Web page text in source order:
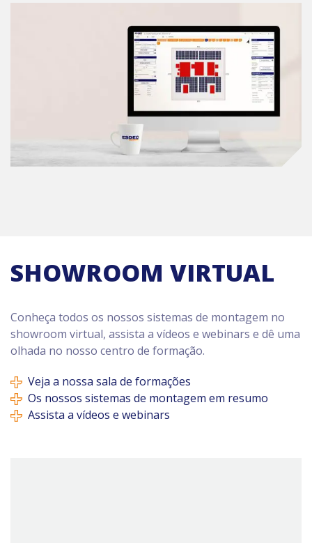
SHOWROOM VIRTUAL
Conheça todos os nossos sistemas de montagem no
showroom virtual, assista a vídeos e webinars e dê uma
olhada no nosso centro de formação.
Veja a nossa sala de formações
Os nossos sistemas de montagem em resumo
Assista a vídeos e webinars